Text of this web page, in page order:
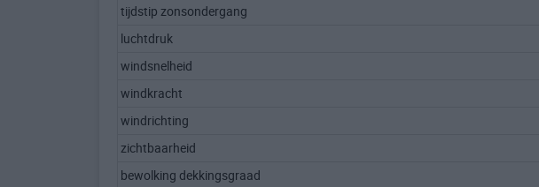
tijdstip zonsondergang
luchtdruk
windsnelheid
windkracht
windrichting
zichtbaarheid
bewolking dekkingsgraad